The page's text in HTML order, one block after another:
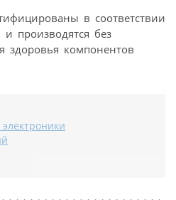
в соответствии
и производятся без
здоровья компонентов